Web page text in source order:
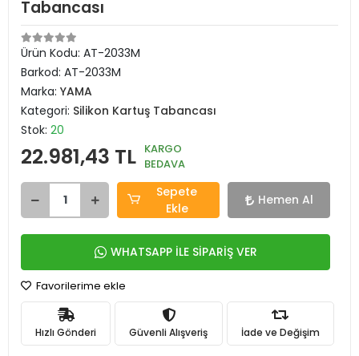
Tabancası
Ürün Kodu: AT-2033M
Barkod: AT-2033M
Marka: YAMA
Kategori: Silikon Kartuş Tabancası
Stok: 20
22.981,43 TL KARGO
BEDAVA
Sepete
Ekle
Hemen Al
WHATSAPP İLE SİPARİŞ VER
Favorilerime ekle
Hızlı Gönderi Güvenli Alışveriş İade ve Değişim